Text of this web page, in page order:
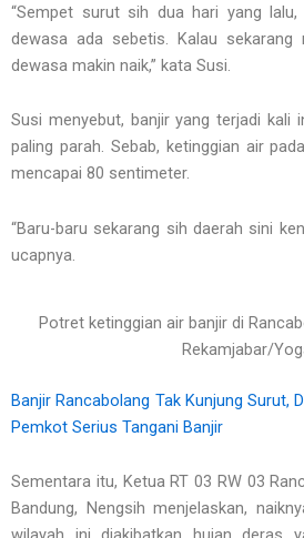
“Sempet surut sih dua hari yang
dewasa ada sebetis. Kalau
dewasa makin naik,” kata Susi.
Susi menyebut, banjir yang terjadi kali
paling parah. Sebab, ketinggian air
mencapai 80 sentimeter.
“Baru-baru sekarang sih daerah sini
ucapnya.
Potret ketinggian air banjir di
Rekamjabar/
Banjir Rancabolang Tak Kunjung Surut,
Pemkot Serius Tangani Banjir
Sementara itu, Ketua RT 03 RW 03
Bandung, Nengsih menjelaskan,